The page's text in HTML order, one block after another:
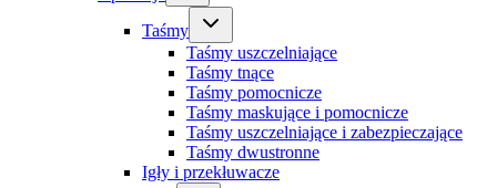
Taśmy
Taśmy uszczelniające
Taśmy tnące
Taśmy pomocnicze
Taśmy maskujące i pomocnicze
Taśmy uszczelniające i zabezpieczające
Taśmy dwustronne
Igły i przekłuwacze